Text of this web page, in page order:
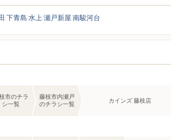
下青島 水上 瀬戸新屋 南駿河台
市のチラ
シ一覧
藤枝市内瀬戸
のチラシ一覧
カインズ 藤枝店